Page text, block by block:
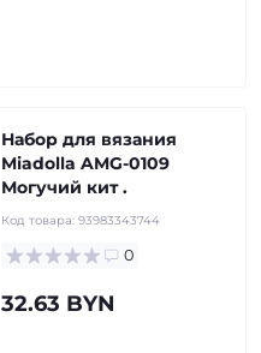
Набор для вязания
Miadolla AMG-0109
Могучий кит .
Код товара: 93983343744
0
32.63 BYN